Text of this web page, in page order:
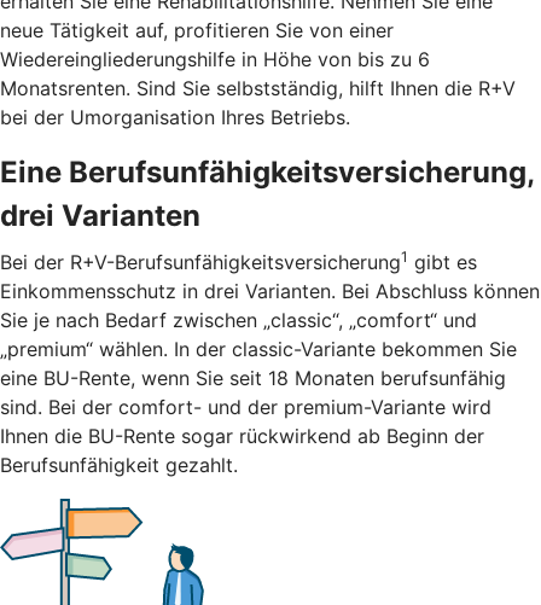
neue Tätigkeit auf, profitieren Sie von einer
Wiedereingliederungshilfe in Höhe von bis zu 6
Monatsrenten. Sind Sie selbstständig, hilft Ihnen die R+V
bei der Umorganisation Ihres Betriebs.
Eine Berufsunfähigkeitsversicherung,
drei Varianten
Bei der R+V-Berufsunfähigkeitsversicherung1 gibt es
Einkommensschutz in drei Varianten. Bei Abschluss können
Sie je nach Bedarf zwischen „classic“, „comfort“ und
„premium“ wählen. In der classic-Variante bekommen Sie
eine BU-Rente, wenn Sie seit 18 Monaten berufsunfähig
sind. Bei der comfort- und der premium-Variante wird
Ihnen die BU-Rente sogar rückwirkend ab Beginn der
Berufsunfähigkeit gezahlt.